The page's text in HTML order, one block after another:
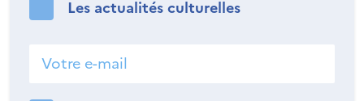
Les actualités culturelles